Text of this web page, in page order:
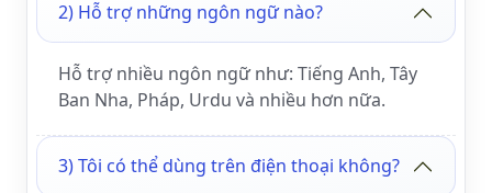
2) Hỗ trợ những ngôn ngữ nào?
Hỗ trợ nhiều ngôn ngữ như: Tiếng Anh, Tây
Ban Nha, Pháp, Urdu và nhiều hơn nữa.
3) Tôi có thể dùng trên điện thoại không?